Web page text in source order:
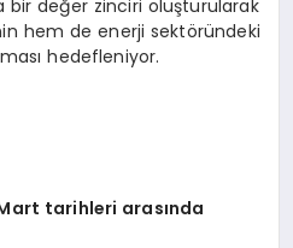
bir değer zinciri oluşturularak
hem de enerji sektöründeki
hedefleniyor.
tarihleri arasında